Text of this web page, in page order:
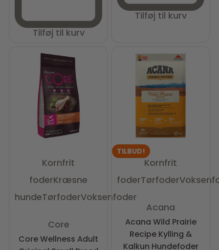
Tilføj til kurv
Tilføj til kurv
Kornfrit
foderKræsne
hundeTørfoderVoksenfoder
Core
Core Wellness Adult
TILBUD!
Kornfrit
foderTørfoder
Acana
Acana Wild Prairie
Recipe Kylling &
Kalkun Hundefoder